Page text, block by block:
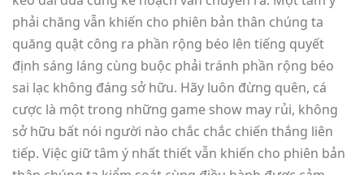
phải chăng vẫn khiến cho phiên bản thân chúng ta
quăng quật công ra phần rộng béo lên tiếng quyết
định sáng láng cùng buộc phải tránh phần rộng béo
sai lạc không đáng sở hữu. Hãy luôn đừng quên, cá
cược là một trong những game show may rủi, không
sở hữu bất nói người nào chắc chắc chiến thắng liên
tiếp. Việc giữ tâm ý nhất thiết vẫn khiến cho phiên bản